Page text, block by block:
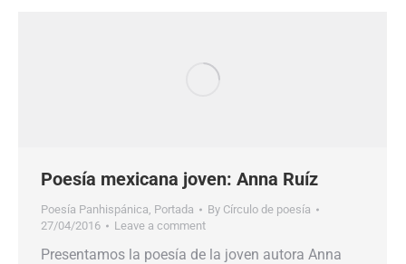
Poesía mexicana joven: Anna Ruíz
Poesía Panhispánica Portada By Círculo de poesía
27/04/2016
Leave a comment
Presentamos la poesía de la joven autora Anna